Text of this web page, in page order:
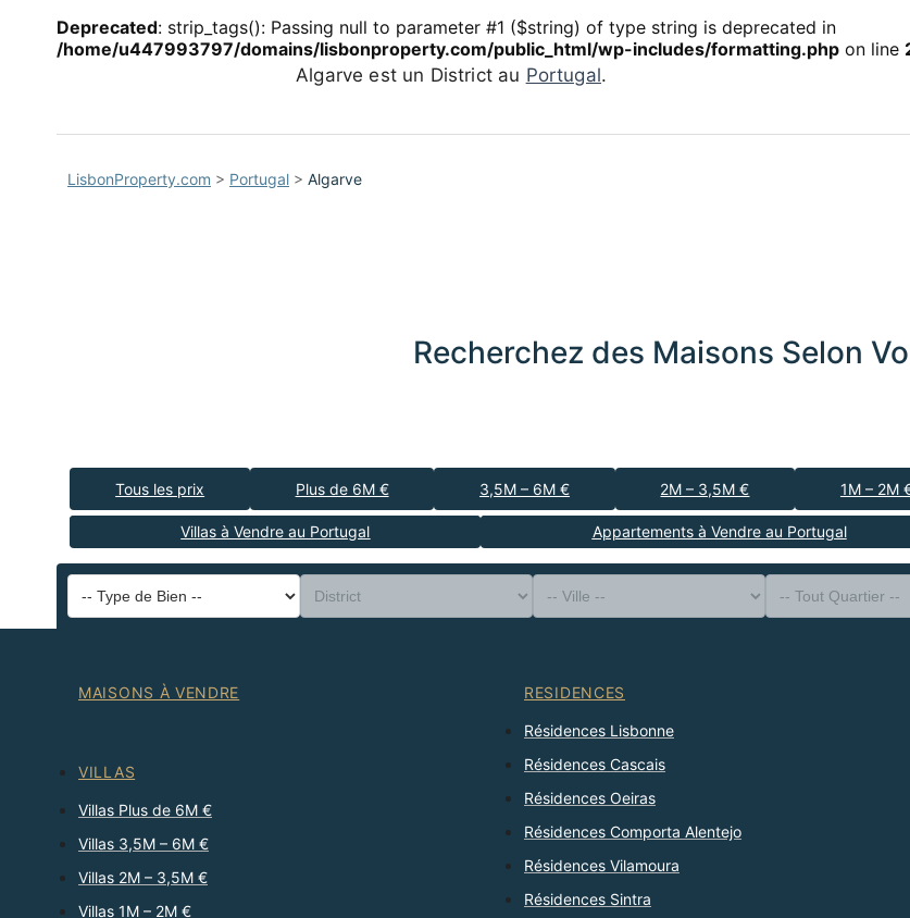
Deprecated: strip_tags(): Passing null to parameter #1 ($string) of type string is deprecated in
/home/u447993797/domains/lisbonproperty.com/public_html/wp-includes/formatting.php on line
Algarve est un District au Portugal.
LisbonProperty.com > Portugal > Algarve
Recherchez des Maisons Selon
Tous les prix Plus de 6M € 3,5M – 6M € 2M – 3,5M € 1M – 2M
Villas à Vendre au Portugal Appartements à Vendre au Portugal
-- Type de Bien --
District
-- Ville --
-- Tout Quartier --
-- Tout Nombre --
Trier Par
MAISONS À VENDRE
VILLAS
Villas Plus de 6M €
Villas 3,5M – 6M €
Villas 2M – 3,5M €
Villas 1M – 2M €
RESIDENCES
Résidences Lisbonne
Résidences Cascais
Résidences Oeiras
Résidences Comporta Alentejo
Résidences Vilamoura
Résidences Sintra